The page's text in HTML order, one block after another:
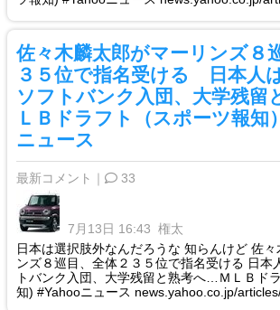
佐々木麟太郎がマーリンズ８
３５位で指名受ける 日本人
ソフトバンク入団、大学残留
ＬＢドラフト（スポーツ報知
ニュース
最新コメント｜ 33
7月13日 16:43 権太
日本は選択肢外なんだろうな 知らんけど 佐々
ンズ８巡目、全体２３５位で指名受ける 日本
トバンク入団、大学残留と熟考へ…ＭＬＢド
知) #Yahooニュース news.yahoo.co.jp/